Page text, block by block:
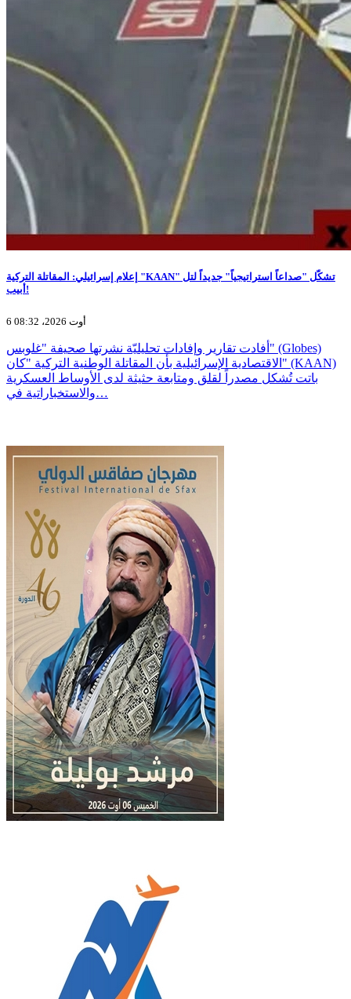
إعلام إسرائيلي: المقاتلة التركية "KAAN" تشكّل "صداعاً استراتيجياً" جديداً لتل
أبيب!
6 أوت 2026، 08:32
أفادت تقارير وإفادات تحليليّة نشرتها صحيفة "غلوبس" (Globes)
الاقتصادية الإسرائيلية بأن المقاتلة الوطنية التركية "كان" (KAAN)
باتت تُشكل مصدراً لقلق ومتابعة حثيثة لدى الأوساط العسكرية
والاستخباراتية في…